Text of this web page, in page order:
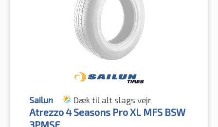
Sailun Dæk til alt slags vejr
Atrezzo 4 Seasons Pro XL MFS BSW
3PMSF